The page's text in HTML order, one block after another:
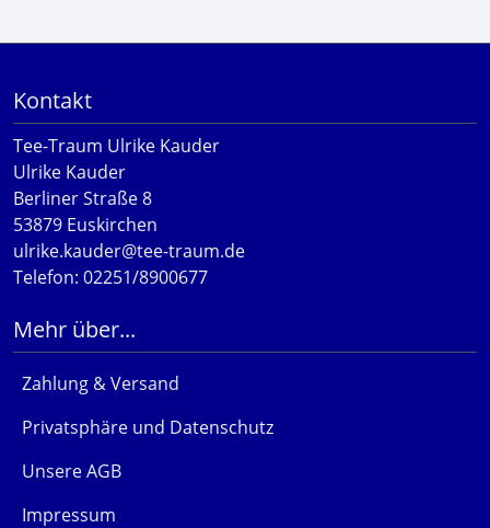
Kontakt
Tee-Traum Ulrike Kauder
Ulrike Kauder
Berliner Straße 8
53879 Euskirchen
ulrike.kauder@tee-traum.de
Telefon: 02251/8900677
Mehr über...
Zahlung & Versand
Privatsphäre und Datenschutz
Unsere AGB
Impressum